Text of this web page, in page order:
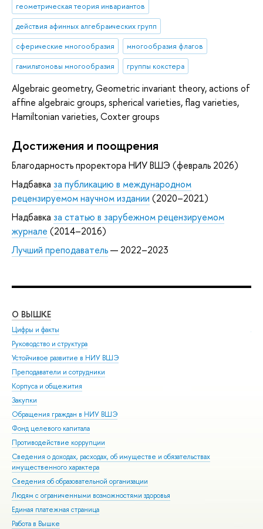
геометрическая теория инвариантов
действия афинных алгебраических групп
сферические многообразия
многообразия флагов
гамильтоновы многообразия
группы кокстера
Algebraic geometry, Geometric invariant theory, actions of
affine algebraic groups, spherical varieties, flag varieties,
Hamiltonian varieties, Coxter groups
Достижения и поощрения
Благодарность проректора НИУ ВШЭ (февраль 2026)
Надбавка за публикацию в международном
рецензируемом научном издании (2020–2021)
Надбавка за статью в зарубежном рецензируемом
журнале (2014–2016)
Лучший преподаватель— 2022–2023
О ВЫШКЕ
Цифры и факты
Руководство и структура
Устойчивое развитие в НИУ ВШЭ
Преподаватели и сотрудники
Корпуса и общежития
Закупки
Обращения граждан в НИУ ВШЭ
Фонд целевого капитала
Противодействие коррупции
Сведения о доходах, расходах, об имуществе и обязательствах
имущественного характера
Сведения об образовательной организации
Людям с ограниченными возможностями здоровья
Единая платежная страница
Работа в Вышке